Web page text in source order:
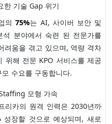
한 기술 Gap 위기
의75%는 AI, 사이버 보안 및
석 분야에서 숙련 된 전문가를
려움을 겪고 있으며, 역량 격차
위해 전문 KPO 서비스를 제공
수요를 구동합니다.
모형 가속
리카의 원격 인력은 2030년까
성장할 것으로 예상되며, 새로